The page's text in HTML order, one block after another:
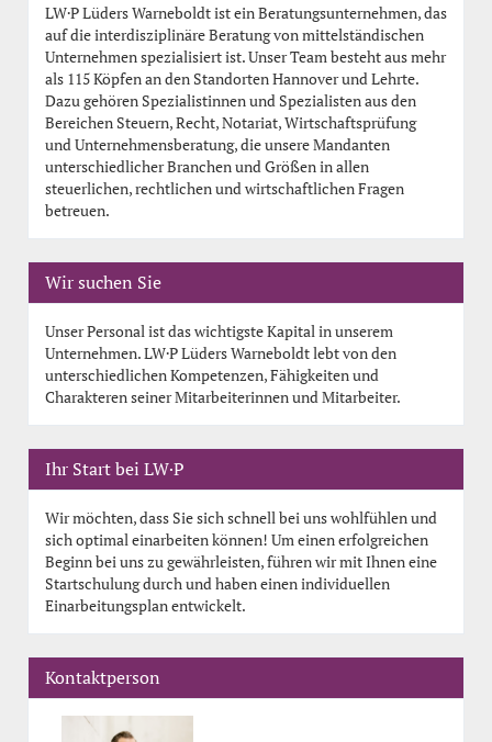
LW·P Lüders Warneboldt ist ein Beratungsunternehmen, das
auf die interdisziplinäre Beratung von mittelständischen
Unternehmen spezialisiert ist. Unser Team besteht aus mehr
als 115 Köpfen an den Standorten Hannover und Lehrte.
Dazu gehören Spezialistinnen und Spezialisten aus den
Bereichen Steuern, Recht, Notariat, Wirtschaftsprüfung
und Unternehmensberatung, die unsere Mandanten
unterschiedlicher Branchen und Größen in allen
steuerlichen, rechtlichen und wirtschaftlichen Fragen
betreuen.
Wir suchen Sie
Unser Personal ist das wichtigste Kapital in unserem
Unternehmen. LW·P Lüders Warneboldt lebt von den
unterschiedlichen Kompetenzen, Fähigkeiten und
Charakteren seiner Mitarbeiterinnen und Mitarbeiter.
Ihr Start bei LW·P
Wir möchten, dass Sie sich schnell bei uns wohlfühlen und
sich optimal einarbeiten können! Um einen erfolgreichen
Beginn bei uns zu gewährleisten, führen wir mit Ihnen eine
Startschulung durch und haben einen individuellen
Einarbeitungsplan entwickelt.
Kontaktperson